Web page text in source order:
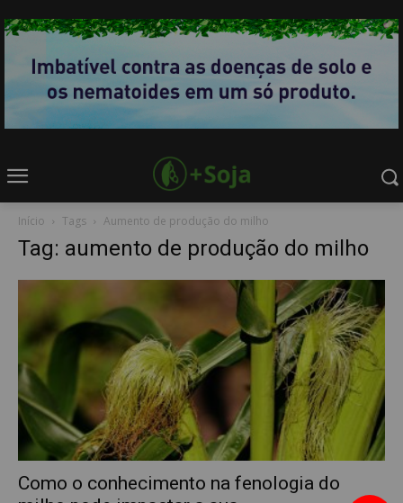
Início Tags Aumento de produção do milho
Tag: aumento de produção do milho
Como o conhecimento na fenologia do